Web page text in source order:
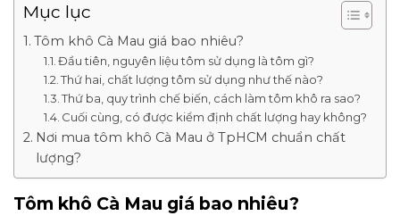
Mục lục
Tôm khô Cà Mau giá bao nhiêu?
Đầu tiên, nguyên liệu tôm sử dụng là tôm gì?
Thứ hai, chất lượng tôm sử dụng như thế nào?
Thứ ba, quy trình chế biến, cách làm tôm khô ra sao?
Cuối cùng, có được kiểm định chất lượng hay không?
Nơi mua tôm khô Cà Mau ở TpHCM chuẩn chất
lượng?
Tôm khô Cà Mau giá bao nhiêu?